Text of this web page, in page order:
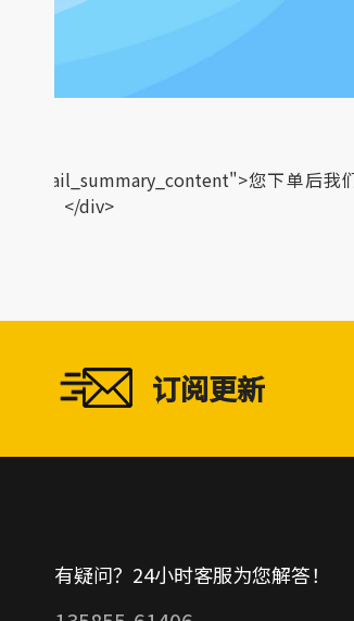
您下单后我们
货。</div>
订阅更新
有疑问？24小时客服为您解答！